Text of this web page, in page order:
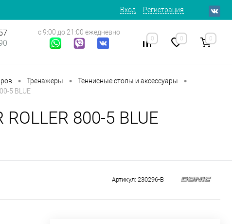
Вход Регистрация
с 9:00 до 21:00 ежедневно
0 0 0
• Тренажеры • Теннисные столы и аксессуары •
5 BLUE
800-5 BLUE
Артикул: 230296-B